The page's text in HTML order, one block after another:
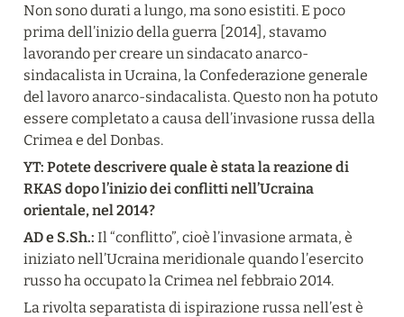
Non sono durati a lungo, ma sono esistiti. E poco
prima dell’inizio della guerra [2014], stavamo
lavorando per creare un sindacato anarco-
sindacalista in Ucraina, la Confederazione generale
del lavoro anarco-sindacalista. Questo non ha potuto
essere completato a causa dell’invasione russa della
Crimea e del Donbas.
YT: Potete descrivere quale è stata la reazione di
RKAS dopo l’inizio dei conflitti nell’Ucraina
orientale, nel 2014?
AD e S.Sh.: Il “conflitto”, cioè l’invasione armata, è
iniziato nell’Ucraina meridionale quando l’esercito
russo ha occupato la Crimea nel febbraio 2014.
La rivolta separatista di ispirazione russa nell’est è